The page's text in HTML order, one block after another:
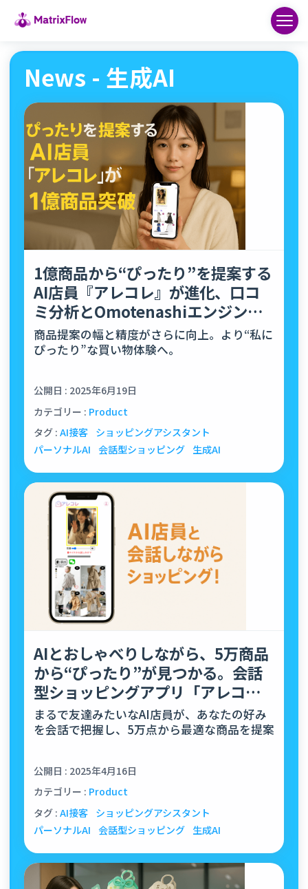
News - 生成AI
1億商品から“ぴったり”を提案する
AI店員『アレコレ』が進化、口コ
ミ分析とOmotenashiエンジンを
強化
商品提案の幅と精度がさらに向上。より“私に
ぴったり”な買い物体験へ。
公開日 : 2025年6月19日
カテゴリー : Product
タグ : AI接客 ショッピングアシスタント
パーソナルAI
会話型ショッピング 生成AI
AIとおしゃべりしながら、5万商品
から“ぴったり”が見つかる。会話
型ショッピングアプリ「アレコ
レ」リリース！
まるで友達みたいなAI店員が、あなたの好み
を会話で把握し、5万点から最適な商品を提案
公開日 : 2025年4月16日
カテゴリー : Product
タグ : AI接客 ショッピングアシスタント
パーソナルAI
会話型ショッピング 生成AI